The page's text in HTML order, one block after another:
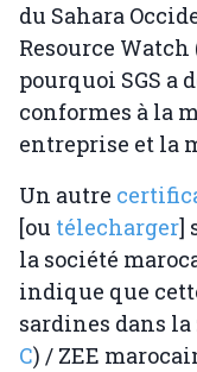
du Sahara
Resource Watch
pourquoi SGS a
conformes à la
entreprise et la
Un autre
[ou télecharger]
la société
indique que
sardines dans la
C) / ZEE